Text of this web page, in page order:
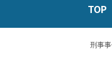
TOP
刑事